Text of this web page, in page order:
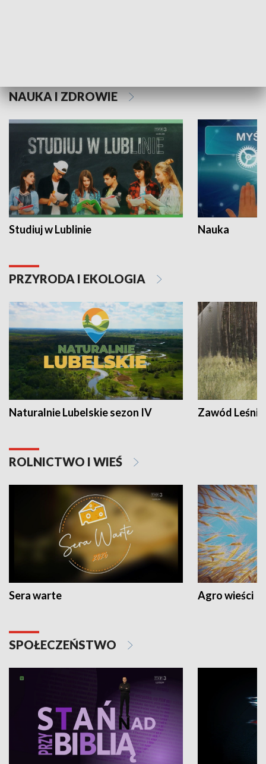
NAUKA I ZDROWIE
Studiuj w Lublinie Nauka
PRZYRODA I EKOLOGIA
Naturalnie Lubelskie sezon IV Zawód Leśnik
ROLNICTWO I WIEŚ
Sera warte Agro wieści
SPOŁECZEŃSTWO